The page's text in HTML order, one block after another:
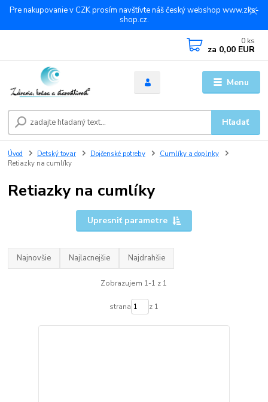
Pre nakupovanie v CZK prosím navštívte náš český webshop www.zks-
shop.cz.
Menu
Hľadať
0 ks
za 0,00 EUR
Úvod Detský tovar Dojčenské potreby
Cumlíky a doplnky
Retiazky na cumlíky
Retiazky na cumlíky
Upresniť parametre
Najnovšie Najlacnejšie Najdrahšie
Zobrazujem 1-1 z 1
strana z 1